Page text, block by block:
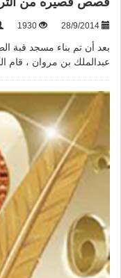
1930
بعد أن تم بناء مسجد قبة
عبدالملك بن مروان ، قام